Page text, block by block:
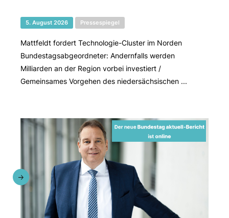
5. August 2026 Pressespiegel
Mattfeldt fordert Technologie-Cluster im Norden
Bundestagsabgeordneter: Andernfalls werden
Milliarden an der Region vorbei investiert /
Gemeinsames Vorgehen des niedersächsischen ...